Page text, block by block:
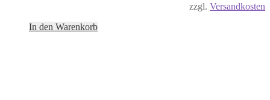
zzgl. Versandkosten
In den Warenkorb